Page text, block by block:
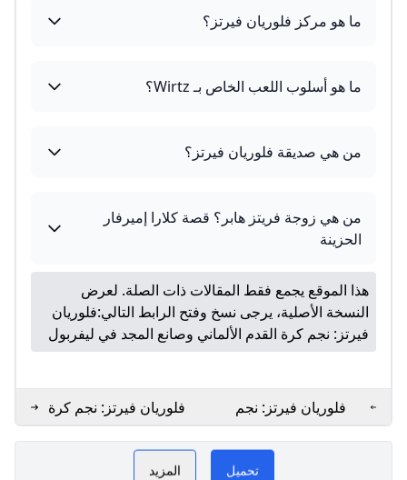
ما هو مركز فلوريان فيرتز؟
ما هو أسلوب اللعب الخاص بـ Wirtz؟
من هي صديقة فلوريان فيرتز؟
من هي زوجة فريتز هابر؟ قصة كلارا إميرفار
الحزينة
هذا الموقع يجمع فقط المقالات ذات الصلة. لعرض
النسخة الأصلية، يرجى نسخ وفتح الرابط التالي:فلوريان
فيرتز: نجم كرة القدم الألماني وصانع المجد في ليفربول
فلوريان فيرتز: نجم
الرجبي وكرة القدم
الألماني الشاب
فلوريان فيرتز: نجم كرة
القدم الألماني الصاعد
PLAY NOW
تحميل المزيد